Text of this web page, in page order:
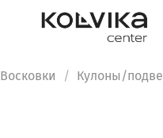
Восковки Кулоны/